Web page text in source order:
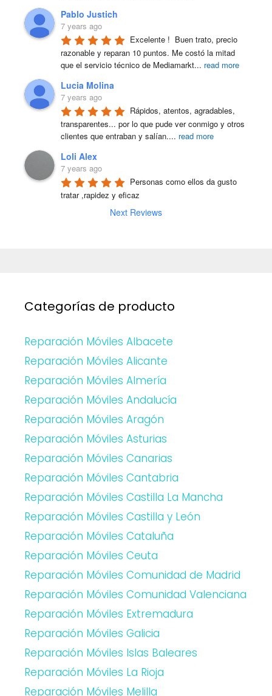
Pablo Justich
7 years ago
Excelente !  Buen trato, precio
razonable y reparan 10 puntos. Me costó la mitad
que el servicio técnico de Mediamarkt... read more
Lucia Molina
7 years ago
Rápidos, atentos, agradables,
transparentes... por lo que pude ver conmigo y otros
clientes que entraban y salían.... read more
Loli Alex
7 years ago
Personas como ellos da gusto
tratar ,rapidez y eficaz
Next Reviews
Categorías de producto
Reparación Móviles Albacete
Reparación Móviles Alicante
Reparación Móviles Almería
Reparación Móviles Andalucía
Reparación Móviles Aragón
Reparación Móviles Asturias
Reparación Móviles Canarias
Reparación Móviles Cantabria
Reparación Móviles Castilla La Mancha
Reparación Móviles Castilla y León
Reparación Móviles Cataluña
Reparación Móviles Ceuta
Reparación Móviles Comunidad de Madrid
Reparación Móviles Comunidad Valenciana
Reparación Móviles Extremadura
Reparación Móviles Galicia
Reparación Móviles Islas Baleares
Reparación Móviles La Rioja
Reparación Móviles Melilla